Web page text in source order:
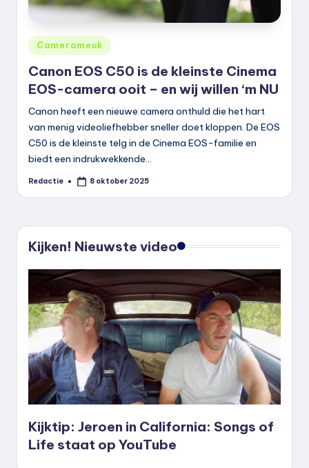
Geplaatst
in
Camerameuk
Canon EOS C50 is de kleinste Cinema
EOS-camera ooit – en wij willen ‘m NU
Canon heeft een nieuwe camera onthuld die het hart
van menig videoliefhebber sneller doet kloppen. De EOS
C50 is de kleinste telg in de Cinema EOS-familie en
biedt een indrukwekkende…
Geplaatst
Redactie 8 oktober 2025
Kijken! Nieuwste video
Kijktip: Jeroen in California: Songs of
Life staat op YouTube